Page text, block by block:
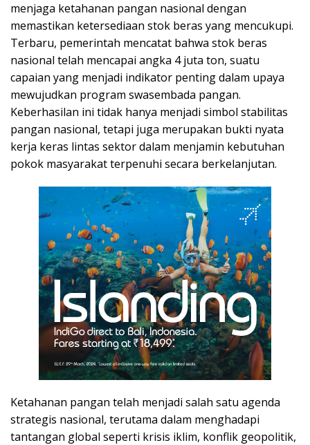
menjaga ketahanan pangan nasional dengan
memastikan ketersediaan stok beras yang mencukupi.
Terbaru, pemerintah mencatat bahwa stok beras
nasional telah mencapai angka 4 juta ton, suatu
capaian yang menjadi indikator penting dalam upaya
mewujudkan program swasembada pangan.
Keberhasilan ini tidak hanya menjadi simbol stabilitas
pangan nasional, tetapi juga merupakan bukti nyata
kerja keras lintas sektor dalam menjamin kebutuhan
pokok masyarakat terpenuhi secara berkelanjutan.
Ketahanan pangan telah menjadi salah satu agenda
strategis nasional, terutama dalam menghadapi
tantangan global seperti krisis iklim, konflik geopolitik,